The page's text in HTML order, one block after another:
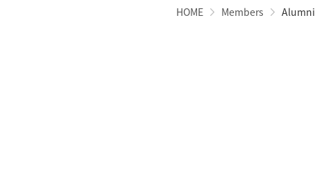
HOME Members Alumni